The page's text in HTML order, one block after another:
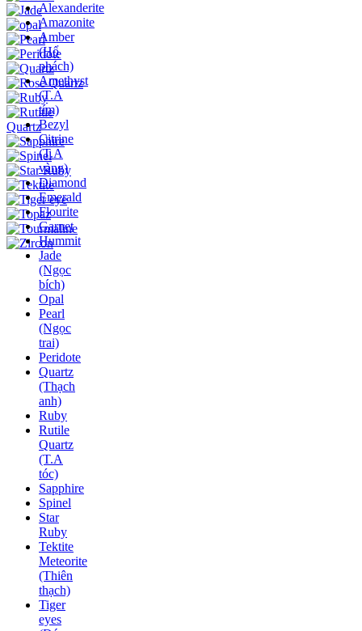
Alexanderite
Amazonite
Amber
(Hổ
phách)
Amethyst
(T.A
tím)
Bezyl
Citrine
(T.A
vàng)
Diamond
Emerald
Flourite
Garnet
Hummit
Jade
(Ngọc
bích)
Opal
Pearl
(Ngọc
trai)
Peridote
Quartz
(Thạch
anh)
Ruby
Rutile
Quartz
(T.A
tóc)
Sapphire
Spinel
Star
Ruby
Tektite
Meteorite
(Thiên
thạch)
Tiger
eyes